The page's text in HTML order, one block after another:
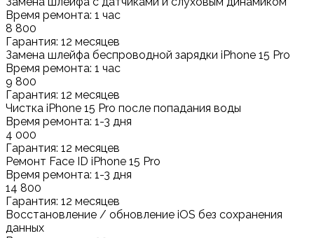
Время ремонта: 1 час
8 800
Гарантия: 12 месяцев
Замена шлейфа беспроводной зарядки iPhone 15 Pro
Время ремонта: 1 час
9 800
Гарантия: 12 месяцев
Чистка iPhone 15 Pro после попадания воды
Время ремонта: 1-3 дня
4 000
Гарантия: 12 месяцев
Ремонт Face ID iPhone 15 Pro
Время ремонта: 1-3 дня
14 800
Гарантия: 12 месяцев
Восстановление / обновление iOS без сохранения
данных